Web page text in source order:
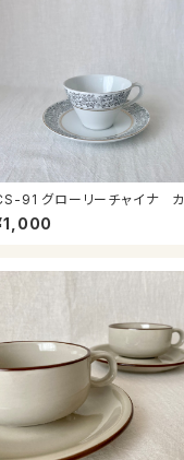
グローリーチャイナ カッ
＆ソーサー